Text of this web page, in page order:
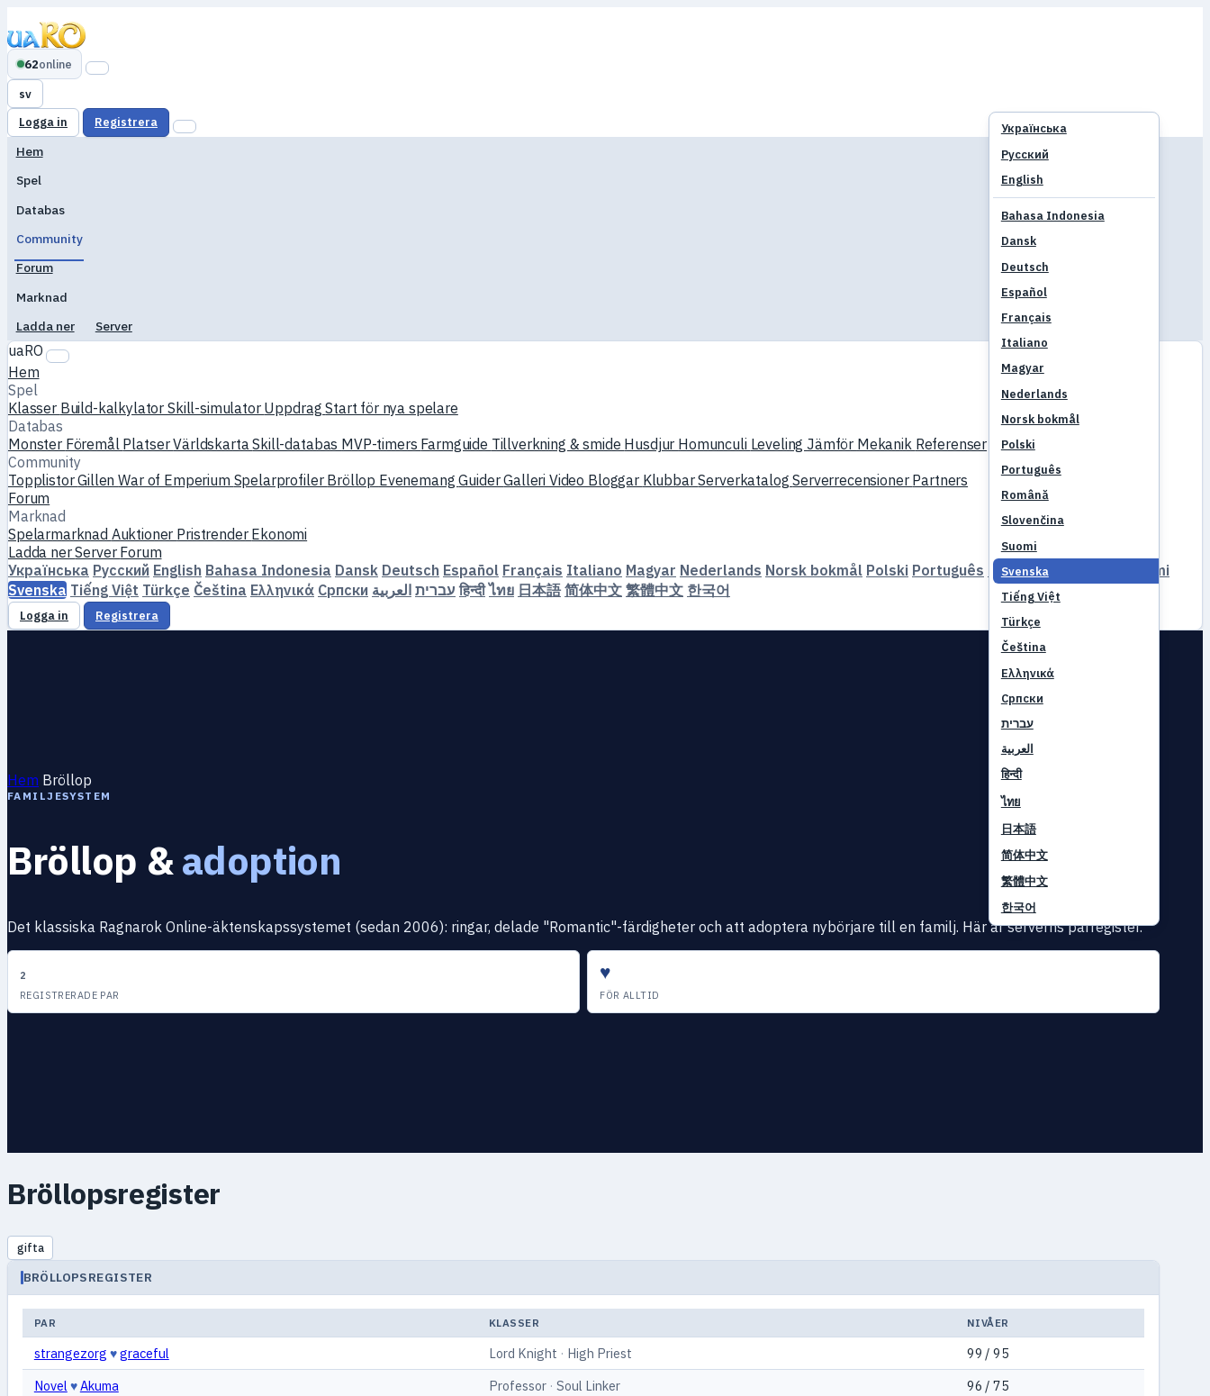
62online
sv
Українська
Русский
English
Bahasa Indonesia
Dansk
Deutsch
Español
Français
Italiano
Magyar
Nederlands
Norsk bokmål
Polski
Português
Română
Slovenčina
Suomi
Svenska
Tiếng Việt
Türkçe
Čeština
Ελληνικά
Српски
עברית
العربية
हिन्दी
ไทย
日本語
简体中文
繁體中文
한국어
Logga in Registrera
Hem
Spel
Databas
Community
Forum
Marknad
Ladda ner
Server
uaRO
Hem
Spel
Klasser Build-kalkylatorSkill-simulator UppdragStart för nya spelare
Databas
Monster Föremål PlatserVärldskartaSkill-databas MVP-timers Farmguide Tillverkning & smide Husdjur Homunculi Leveling Jämför Mekanik Referenser
Community
TopplistorGillenWar of Emperium Spelarprofiler Bröllop EvenemangGuiderGalleri Video Bloggar KlubbarServerkatalogServerrecensioner Partners
Forum
Marknad
Spelarmarknad Auktioner Pristrender Ekonomi
Ladda nerServer Forum
Українська Русский English Bahasa Indonesia Dansk Deutsch Español Français Italiano Magyar Nederlands Norsk bokmål Polski Português Română Slovenčina
Suomi
Svenska Tiếng Việt Türkçe Čeština Ελληνικά Српски עברית العربية हिन्दी ไทย 日本語 简体中文 繁體中文 한국어
Logga in Registrera
Hem Bröllop
FAMILJESYSTEM
Bröllop &adoption
Det klassiska Ragnarok Online-äktenskapssystemet (sedan 2006): ringar, delade "Romantic"-färdigheter och att adoptera nybörjare till en familj. Här är serverns parregister.
2
REGISTRERADE PAR
♥
FÖR ALLTID
Bröllopsregister
gifta
BRÖLLOPSREGISTER
PAR KLASSER NIVÅER
strangezorg ♥graceful Lord Knight · High Priest
99 / 95
Novel♥Akuma Professor · Soul Linker 96 / 75